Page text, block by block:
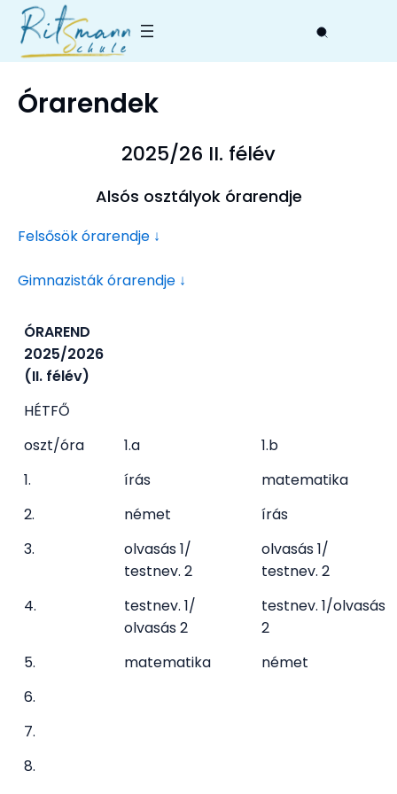
Skip
content
Órarendek
2025/26 II. félév
Alsós osztályok órarendje
Felsősök órarendje ↓
Gimnazisták órarendje ↓
ÓRAREND
2025/2026
(II. félév)
HÉTFŐ
oszt/óra
1.a
1.b
1.
írás
matematika
2.
német
írás
3.
olvasás 1/
testnev. 2
olvasás 1/
testnev. 2
4.
testnev. 1/
olvasás 2
testnev. 1/olvasás
2
5.
matematika
német
6.
7.
8.